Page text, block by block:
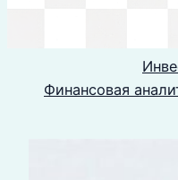
Финансовая